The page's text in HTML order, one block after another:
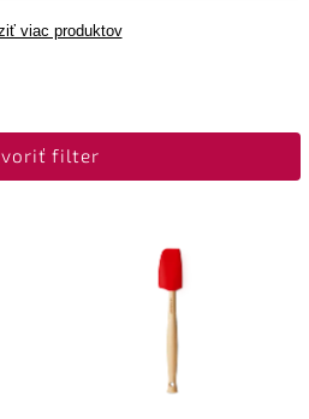
viac produktov
filter